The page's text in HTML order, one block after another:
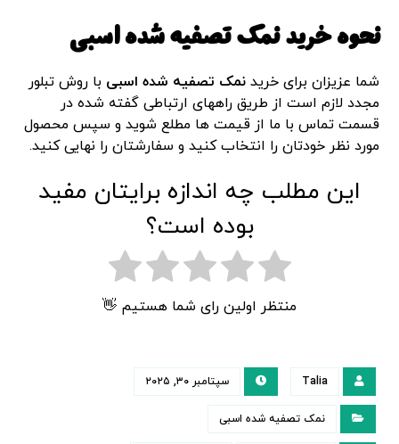
نحوه خرید نمک تصفیه شده اسبی
شما عزیزان برای خرید نمک تصفیه شده اسبی با روش تبلور
مجدد لازم است از طریق راههای ارتباطی گفته شده در
قسمت تماس با ما از قیمت ها مطلع شوید و سپس محصول
مورد نظر خودتان را انتخاب کنید و سفارشتان را نهایی کنید.
این مطلب چه اندازه برایتان مفید
بوده است؟
منتظر اولین رای شما هستیم 👋
Talia سپتامبر ۳۰, ۲۰۲۵
نمک تصفیه شده اسبی